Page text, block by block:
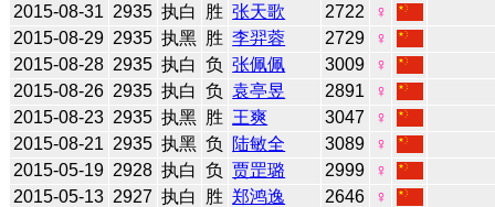
2015-08-31 2935 执白 胜 张天歌 2722
♀
2015-08-29 2935 执黑 胜 李羿蓉 2729
♀
2015-08-28 2935 执白 负 张佩佩 3009
♀
2015-08-26 2935 执白 负 袁亭昱 2891
♀
2015-08-23 2935 执黑 胜 王爽 3047
♀
2015-08-21 2935 执黑 负 陆敏全 3089
♀
2015-05-19 2928 执白 负 贾罡璐 2999
♀
2015-05-13 2927 执白 胜 郑鸿逸 2646
♀